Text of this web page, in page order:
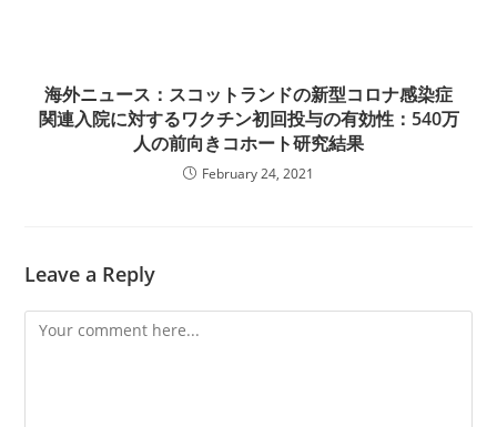
海外ニュース：スコットランドの新型コロナ感染症
関連入院に対するワクチン初回投与の有効性：540万
人の前向きコホート研究結果
February 24, 2021
Leave a Reply
Comment